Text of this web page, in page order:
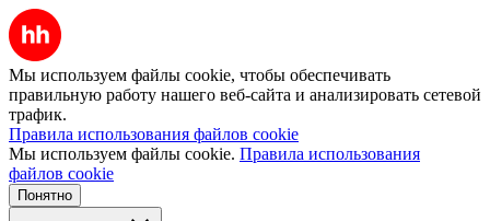
Мы используем файлы cookie, чтобы обеспечивать
правильную работу нашего веб-сайта и анализировать сетевой
трафик.
Правила использования файлов cookie
Мы используем файлы cookie. Правила использования
файлов cookie
Понятно